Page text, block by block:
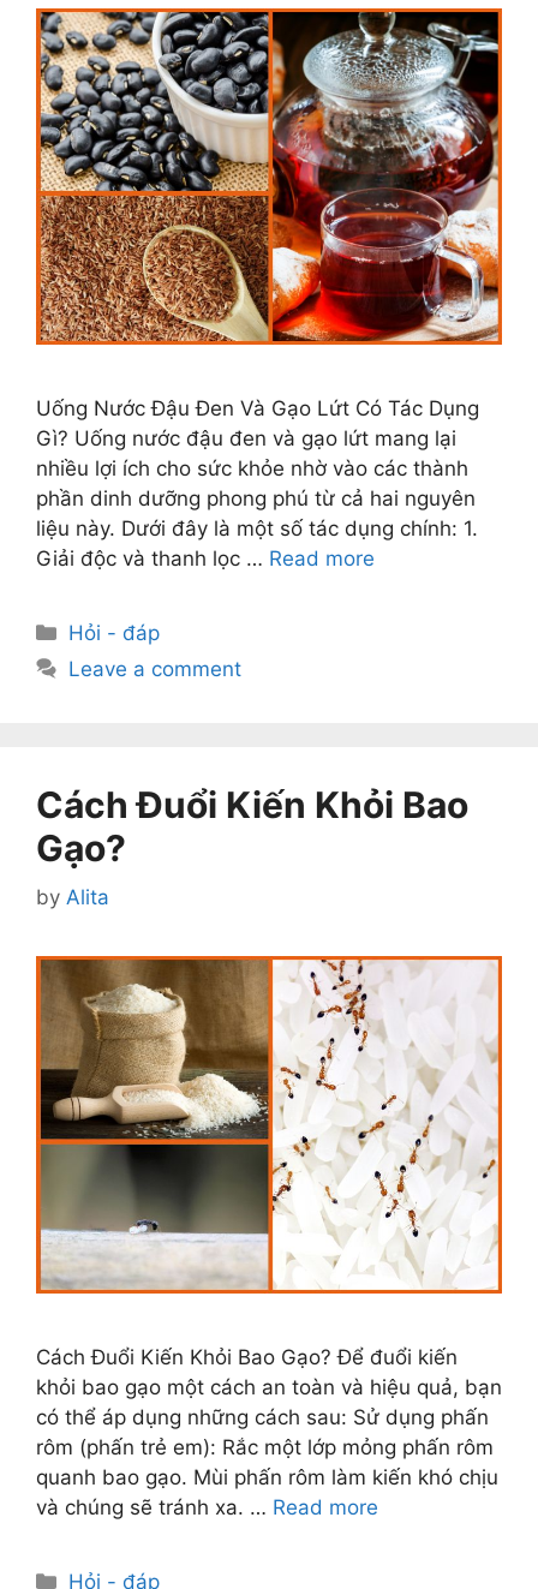
Uống Nước Đậu Đen Và Gạo Lứt Có Tác Dụng
Gì? Uống nước đậu đen và gạo lứt mang lại
nhiều lợi ích cho sức khỏe nhờ vào các thành
phần dinh dưỡng phong phú từ cả hai nguyên
liệu này. Dưới đây là một số tác dụng chính: 1.
Giải độc và thanh lọc … Read more
Categories
Hỏi - đáp
Leave a comment
Cách Đuổi Kiến Khỏi Bao
Gạo?
by Alita
Cách Đuổi Kiến Khỏi Bao Gạo? Để đuổi kiến
khỏi bao gạo một cách an toàn và hiệu quả, bạn
có thể áp dụng những cách sau: Sử dụng phấn
rôm (phấn trẻ em): Rắc một lớp mỏng phấn rôm
quanh bao gạo. Mùi phấn rôm làm kiến khó chịu
và chúng sẽ tránh xa. … Read more
Categories
Hỏi - đáp